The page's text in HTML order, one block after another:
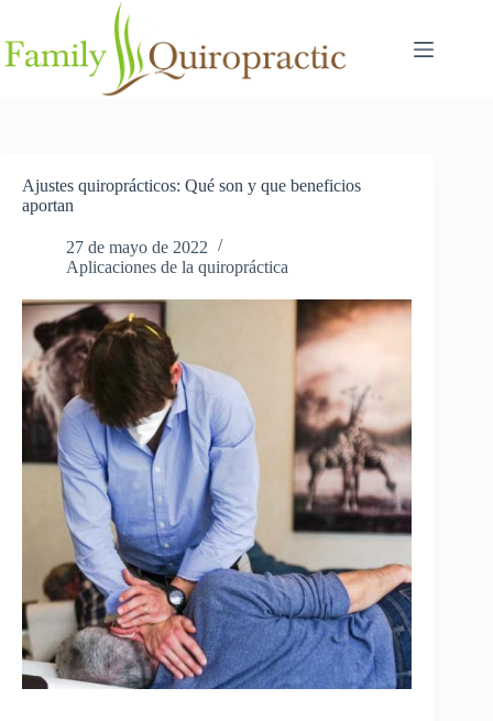
contenido
Ajustes quiroprácticos: Qué son y que beneficios
aportan
27 de mayo de 2022
Aplicaciones de la quiropráctica